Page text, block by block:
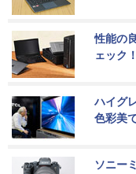
性能の
ェック！
ハイグ
色彩美
ソニー